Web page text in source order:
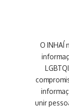
O INHAÍ
unir